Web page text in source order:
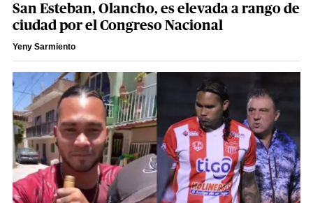
San Esteban, Olancho, es elevada a rango de
ciudad por el Congreso Nacional
Yeny Sarmiento